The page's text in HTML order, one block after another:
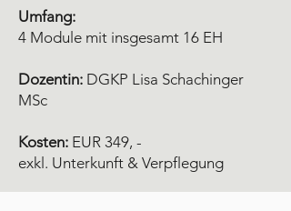
Umfang:
4 Module mit insgesamt 16 EH
Dozentin: DGKP Lisa Schachinger
MSc
Kosten: EUR 349, -
exkl. Unterkunft & Verpflegung